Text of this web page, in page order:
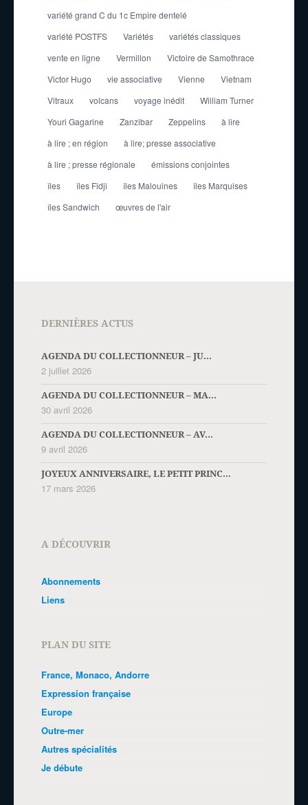
variété grand C du 1c Empire dentelé
variété POSTFS
Variétés
variétés classiques
vente en ligne
Vermillon
Victoire de Samothrace
Victor Hugo
vie associative Vienne
Vietnam
Vitraux
volcans voyage inédit
William Turner
Youri Gagarine
Zanzibar Zeppelins
à lire
à lire ; en région
à lire; presse associative
à lire ; presse régionale
émissions conjointes
îles
îles Fidji îles Malouines
îles Marquises
îles Sandwich
œuvres de l'air
DERNIÈRES ACTUS
AGENDA DU COLLECTIONNEUR – JU...
2 juillet 2026
AGENDA DU COLLECTIONNEUR – MA...
30 avril 2026
AGENDA DU COLLECTIONNEUR – AV...
9 avril 2026
JOYEUX ANNIVERSAIRE, LE PETIT PRINC...
17 mars 2026
A DÉCOUVRIR
Abonnements
Liens
PLAN DU SITE
France, Monaco, Andorre
Expression française
Europe
Outre-mer
Autres spécialités
Je débute